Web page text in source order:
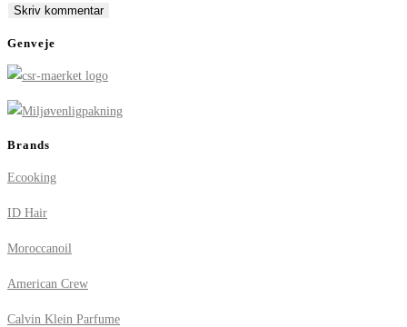
comment
comment
(optional)
Genveje
Brands
Ecooking
ID Hair
Moroccanoil
American Crew
Calvin Klein Parfume